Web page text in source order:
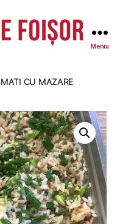
Meniu
CU MAZARE